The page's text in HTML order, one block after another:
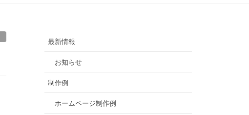
最新情報
お知らせ
制作例
ホームページ制作例